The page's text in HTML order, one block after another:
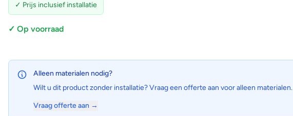
✓ Prijs inclusief installatie
✓ Op voorraad
Alleen materialen nodig?
Wilt u dit product zonder installatie? Vraag een offerte aan voor alleen materialen.
Vraag offerte aan →